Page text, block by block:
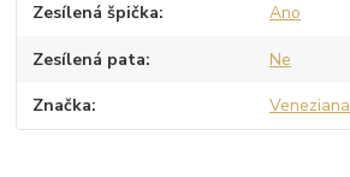
Zesílená špička Ano
Zesílená pata Ne
Značka Veneziana